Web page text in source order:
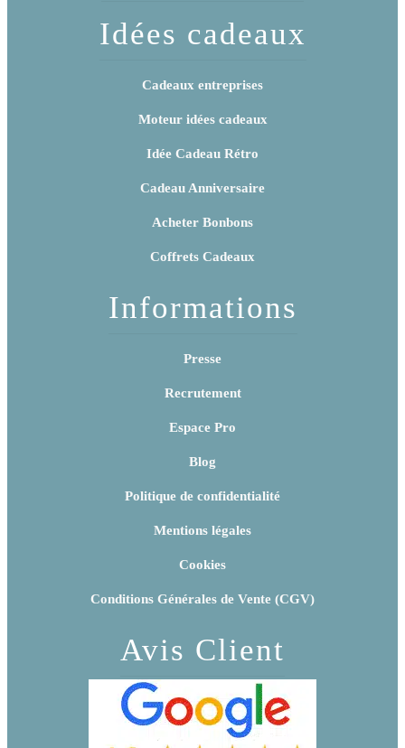
Idées cadeaux
Cadeaux entreprises
Moteur idées cadeaux
Idée Cadeau Rétro
Cadeau Anniversaire
Acheter Bonbons
Coffrets Cadeaux
Informations
Presse
Recrutement
Espace Pro
Blog
Politique de confidentialité
Mentions légales
Cookies
Conditions Générales de Vente (CGV)
Avis Client